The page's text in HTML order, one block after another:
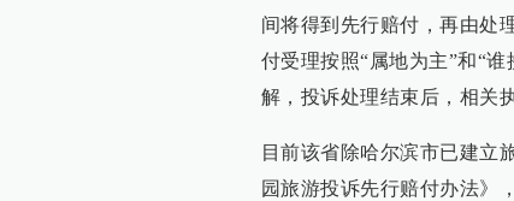
间将得到先行赔付，再由处
付受理按照“属地为主”和“
解，投诉处理结束后，相关
目前该省除哈尔滨市已建立
园旅游投诉先行赔付办法》